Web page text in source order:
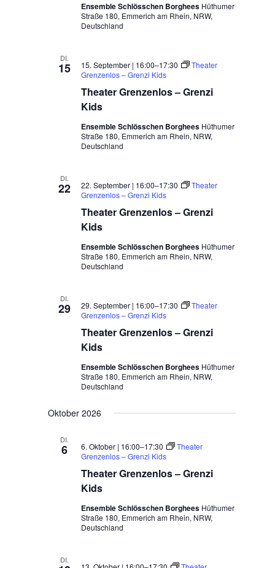
Ensemble Schlösschen Borghees Hüthumer
Straße 180, Emmerich am Rhein, NRW,
Deutschland
DI.
15
Theater Grenzenlos – Grenzi
Kids
15. September | 16:00–17:30
Theater
Grenzenlos – Grenzi Kids
Ensemble Schlösschen Borghees Hüthumer
Straße 180, Emmerich am Rhein, NRW,
Deutschland
DI.
22
Theater Grenzenlos – Grenzi
Kids
22. September | 16:00–17:30
Theater
Grenzenlos – Grenzi Kids
Ensemble Schlösschen Borghees Hüthumer
Straße 180, Emmerich am Rhein, NRW,
Deutschland
DI.
29
Theater Grenzenlos – Grenzi
Kids
29. September | 16:00–17:30
Theater
Grenzenlos – Grenzi Kids
Ensemble Schlösschen Borghees Hüthumer
Straße 180, Emmerich am Rhein, NRW,
Deutschland
Oktober 2026
DI.
6
Theater Grenzenlos – Grenzi
Kids
6. Oktober | 16:00–17:30
Theater
Grenzenlos – Grenzi Kids
Ensemble Schlösschen Borghees Hüthumer
Straße 180, Emmerich am Rhein, NRW,
Deutschland
DI.